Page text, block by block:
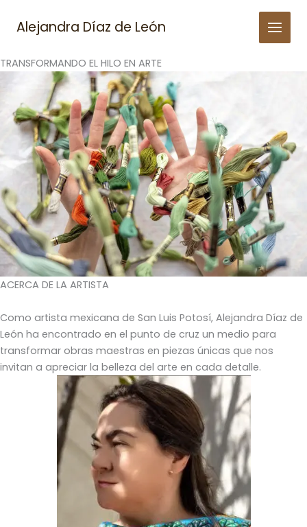
Alejandra Díaz de León
TRANSFORMANDO EL HILO EN ARTE
ACERCA DE LA ARTISTA
Como artista mexicana de San Luis Potosí, Alejandra Díaz de
León ha encontrado en el punto de cruz un medio para
transformar obras maestras en piezas únicas que nos
invitan a apreciar la belleza del arte en cada detalle.